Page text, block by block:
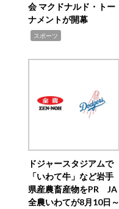
会 マクドナルド・トー
ナメントが開幕
スポーツ
ドジャースタジアムで
「いわて牛」など岩手
県産農畜産物をPR JA
全農いわてが8月10日～